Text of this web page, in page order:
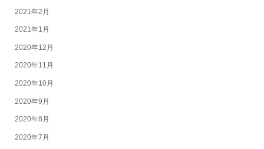
2021年2月
2021年1月
2020年12月
2020年11月
2020年10月
2020年9月
2020年8月
2020年7月